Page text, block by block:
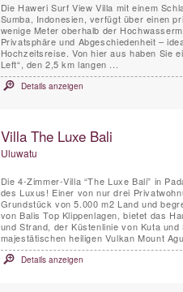
Die Haweri Surf View Villa mit einem
Sumba, Indonesien, verfügt über einen
wenige Meter oberhalb der
Privatsphäre und Abgeschiedenheit –
Hochzeitsreise. Von hier aus haben Sie
Left“, den 2,5 km langen ...
Details anzeigen
Villa The Luxe Bali
Uluwatu
Die 4-Zimmer-Villa “The Luxe Bali” in
des Luxus! Einer von nur drei
Grundstück von 5.000 m2 Land und
von Balis Top Klippenlagen, bietet das
und Strand, der Küstenlinie von Kuta
majestätischen heiligen Vulkan Mount
Details anzeigen